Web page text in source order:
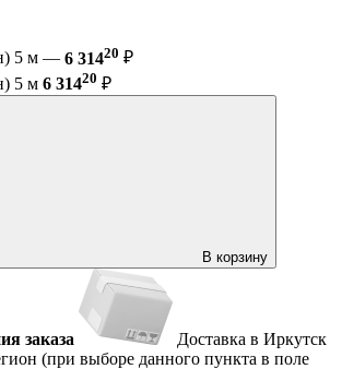
5 м — 6 31420 ₽
5 м 6 31420 ₽
В корзину
заказа
Доставка в Иркутск
(при выборе данного пункта в поле